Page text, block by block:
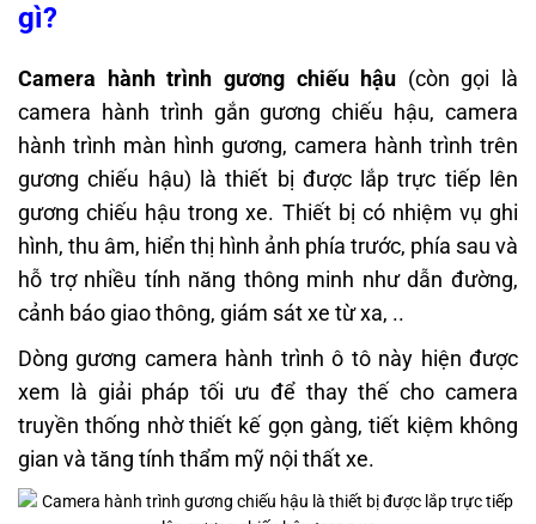
gì?
Camera hành trình gương chiếu hậu (còn gọi là
camera hành trình gắn gương chiếu hậu, camera
hành trình màn hình gương, camera hành trình trên
gương chiếu hậu) là thiết bị được lắp trực tiếp lên
gương chiếu hậu trong xe. Thiết bị có nhiệm vụ ghi
hình, thu âm, hiển thị hình ảnh phía trước, phía sau và
hỗ trợ nhiều tính năng thông minh như dẫn đường,
cảnh báo giao thông, giám sát xe từ xa, ..
Dòng gương camera hành trình ô tô này hiện được
xem là giải pháp tối ưu để thay thế cho camera
truyền thống nhờ thiết kế gọn gàng, tiết kiệm không
gian và tăng tính thẩm mỹ nội thất xe.